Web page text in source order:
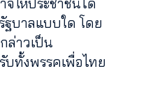
ให้ประชาชนได้
ฐบาลแบบใด โดย
ล่าวเป็น
ทั้งพรรคเพื่อไทย